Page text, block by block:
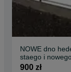
NOWE dno
staego i nowego
BIZON z056
900 zł